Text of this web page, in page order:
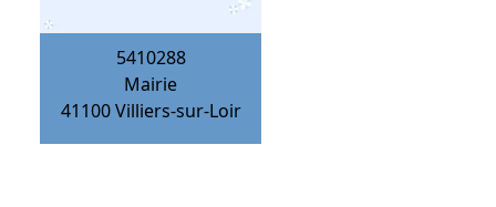
5410288
Mairie
41100 Villiers-sur-Loir